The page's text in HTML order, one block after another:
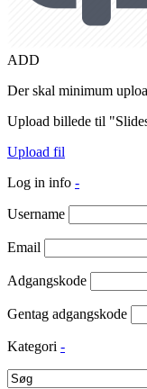
ADD
Der skal minimum
Upload billede til
Upload fil
Log in info -
Username
Email
Adgangskode
Gentag adgangskode
Kategori -